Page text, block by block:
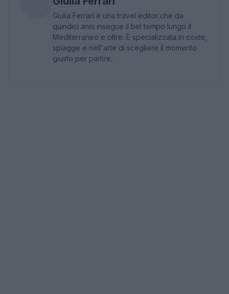
Giulia Ferrari è una travel editor che da
quindici anni insegue il bel tempo lungo il
Mediterraneo e oltre. È specializzata in coste,
spiagge e nell'arte di scegliere il momento
giusto per partire.